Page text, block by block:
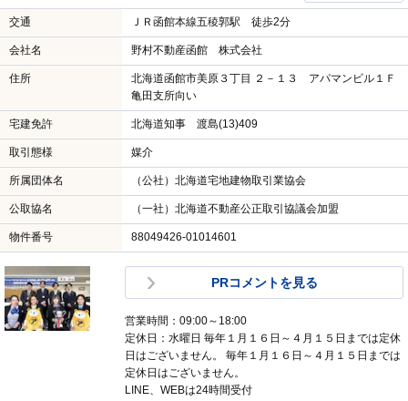
交通 ＪＲ函館本線五稜郭駅 徒歩2分
会社名 野村不動産函館 株式会社
住所
北海道函館市美原３丁目 ２－１３ アパマンビル１Ｆ
亀田支所向い
宅建免許 北海道知事 渡島(13)409
取引態様 媒介
所属団体名 （公社）北海道宅地建物取引業協会
公取協名 （一社）北海道不動産公正取引協議会加盟
物件番号 88049426-01014601
PRコメントを見る
営業時間：09:00～18:00
定休日：水曜日 毎年１月１６日～４月１５日までは定休
日はございません。 毎年１月１６日～４月１５日までは
定休日はございません。
LINE、WEBは24時間受付